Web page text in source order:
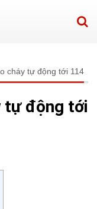
cháy tự động tới 114
tự động tới